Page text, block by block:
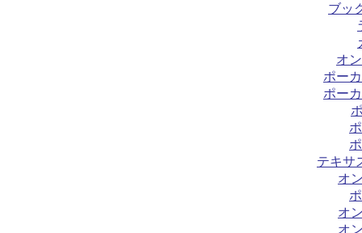
ブッ
オ
ポー
ポー
テキサ
オ
オ
オ